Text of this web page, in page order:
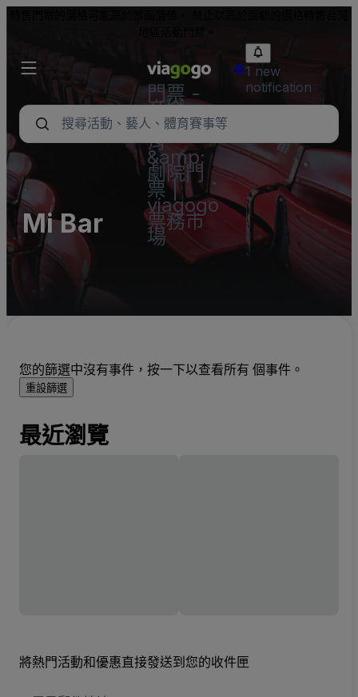
門票 -
音樂
會、體
育
&amp;
劇院門
票 |
viagogo
票務市
場
1 new
notification
Mi Bar
您的篩選中沒有事件，按一下以查看所有 個事件。
重設篩選
最近瀏覽
將熱門活動和優惠直接發送到您的收件匣